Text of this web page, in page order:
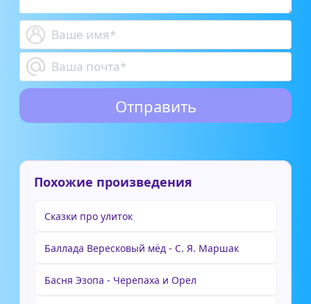
Похожие произведения
Сказки про улиток
Баллада Вересковый мёд - С. Я. Маршак
Басня Эзопа - Черепаха и Орел